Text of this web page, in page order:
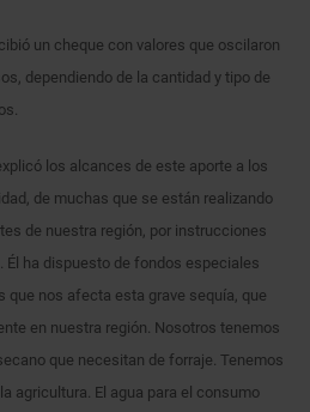
un cheque con valores que oscilaron
dependiendo de la cantidad y tipo de
los alcances de este aporte a los
de muchas que se están realizando
de nuestra región, por instrucciones
Él ha dispuesto de fondos especiales
que nos afecta esta grave sequía, que
en nuestra región. Nosotros tenemos
que necesitan de forraje. Tenemos
agricultura. El agua para el consumo